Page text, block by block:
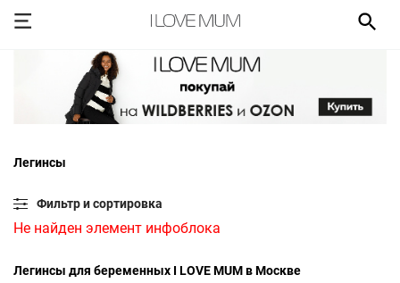
Легинсы
Фильтр и сортировка
Не найден элемент инфоблока
Легинсы для беременных I LOVE MUM в Москве